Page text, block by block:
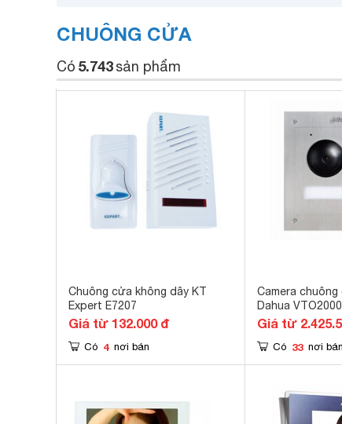
CHUÔNG CỬA
Có 5.743sản phẩm
Chuông cửa không dây KT
Expert E7207
Giá từ 132.000 đ
Có 4 nơi bán
Camera chuông
Dahua
Giá từ
Có 33 nơi bán